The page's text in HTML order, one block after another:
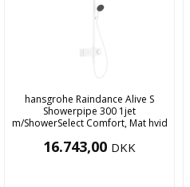
hansgrohe Raindance Alive S
Showerpipe 300 1jet
m/ShowerSelect Comfort, Mat hvid
16.743,00 DKK